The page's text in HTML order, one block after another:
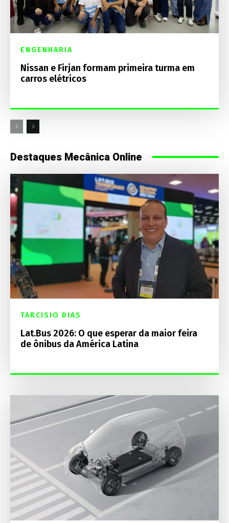
ENGENHARIA
Nissan e Firjan formam primeira turma em
carros elétricos
Destaques Mecânica Online
TARCISIO DIAS
Lat.Bus 2026: O que esperar da maior feira
de ônibus da América Latina